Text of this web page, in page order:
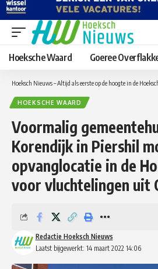
Hoeksche Waard Goeree
Hoeksch Nieuws – Altijd als eerste op de hoogte in de
HOEKSCHE WAARD
Voormalig
Korendijk in Piershil
opvanglocatie in de
voor vluchtelingen uit
Laatst bijgewerkt: 14 maart 2022 14:06
Redactie Hoeksch Nieuws